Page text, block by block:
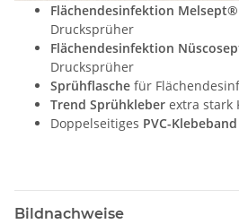
Flächendesinfektion Melsept®
Drucksprüher
Flächendesinfektion
Drucksprüher
Sprühflasche für
Trend Sprühkleber extra stark
Doppelseitiges PVC-Klebeband
Bildnachweise